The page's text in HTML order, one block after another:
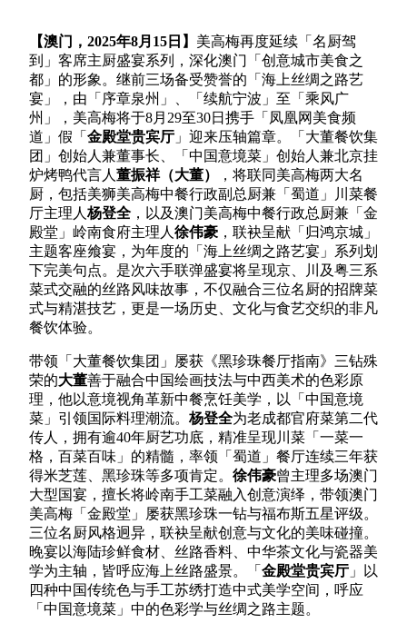
【澳门， 2025年8月 15 日】 美高梅再度延续「名厨驾
到」客席主厨盛宴系列，深化澳门「创意城市美食之
都」的形象。继前三场备受赞誉的「海上丝绸之路艺
宴」，由「序章泉州」、「续航宁波」至「乘风广
州」，美高梅将于8月29至30日携手「凤凰网美食频
道」假「 金殿堂贵宾厅 」迎来压轴篇章。「大董餐饮集
团」创始人兼董事长、「中国意境菜」创始人兼北京挂
炉烤鸭代言人 董振祥（大董）
，将联同美高梅两大名
厨，包括美狮美高梅中餐行政副总厨兼「蜀道」川菜餐
厅主理人 杨登全 ，以及澳门美高梅中餐行政总厨兼「金
殿堂」岭南食府主理人 徐伟豪 ，联袂呈献「归鸿京城」
主题客座飨宴，为年度的「海上丝绸之路艺宴」系列划
下完美句点。是次六手联弹盛宴将呈现京、川及粤三系
菜式交融的丝路风味故事，不仅融合三位名厨的招牌菜
式与精湛技艺，更是一场历史、文化与食艺交织的非凡
餐饮体验。
带领「大董餐饮集团」屡获《黑珍珠餐厅指南》三钻殊
荣的大董善于融合中国绘画技法与中西美术的色彩原
理，他以意境视角革新中餐烹饪美学，以「中国意境
菜」引领国际料理潮流。 杨登全为老成都官府菜第二代
传人，拥有逾40年厨艺功底，精准呈现川菜「一菜一
格，百菜百味」的精髓，率领「蜀道」餐厅连续三年获
得米芝莲、黑珍珠等多项肯定。 徐伟豪曾主理多场澳门
大型国宴，擅长将岭南手工菜融入创意演绎，带领澳门
美高梅「金殿堂」屡获黑珍珠一钻与福布斯五星评级。
三位名厨风格迥异，联袂呈献创意与文化的美味碰撞。
晚宴以海陆珍鲜食材、丝路香料、中华茶文化与瓷器美
学为主轴，皆呼应海上丝路盛景。「 金殿堂贵宾厅 」以
四种中国传统色与手工苏绣打造中式美学空间，呼应
「中国意境菜」中的色彩学与丝绸之路主题。